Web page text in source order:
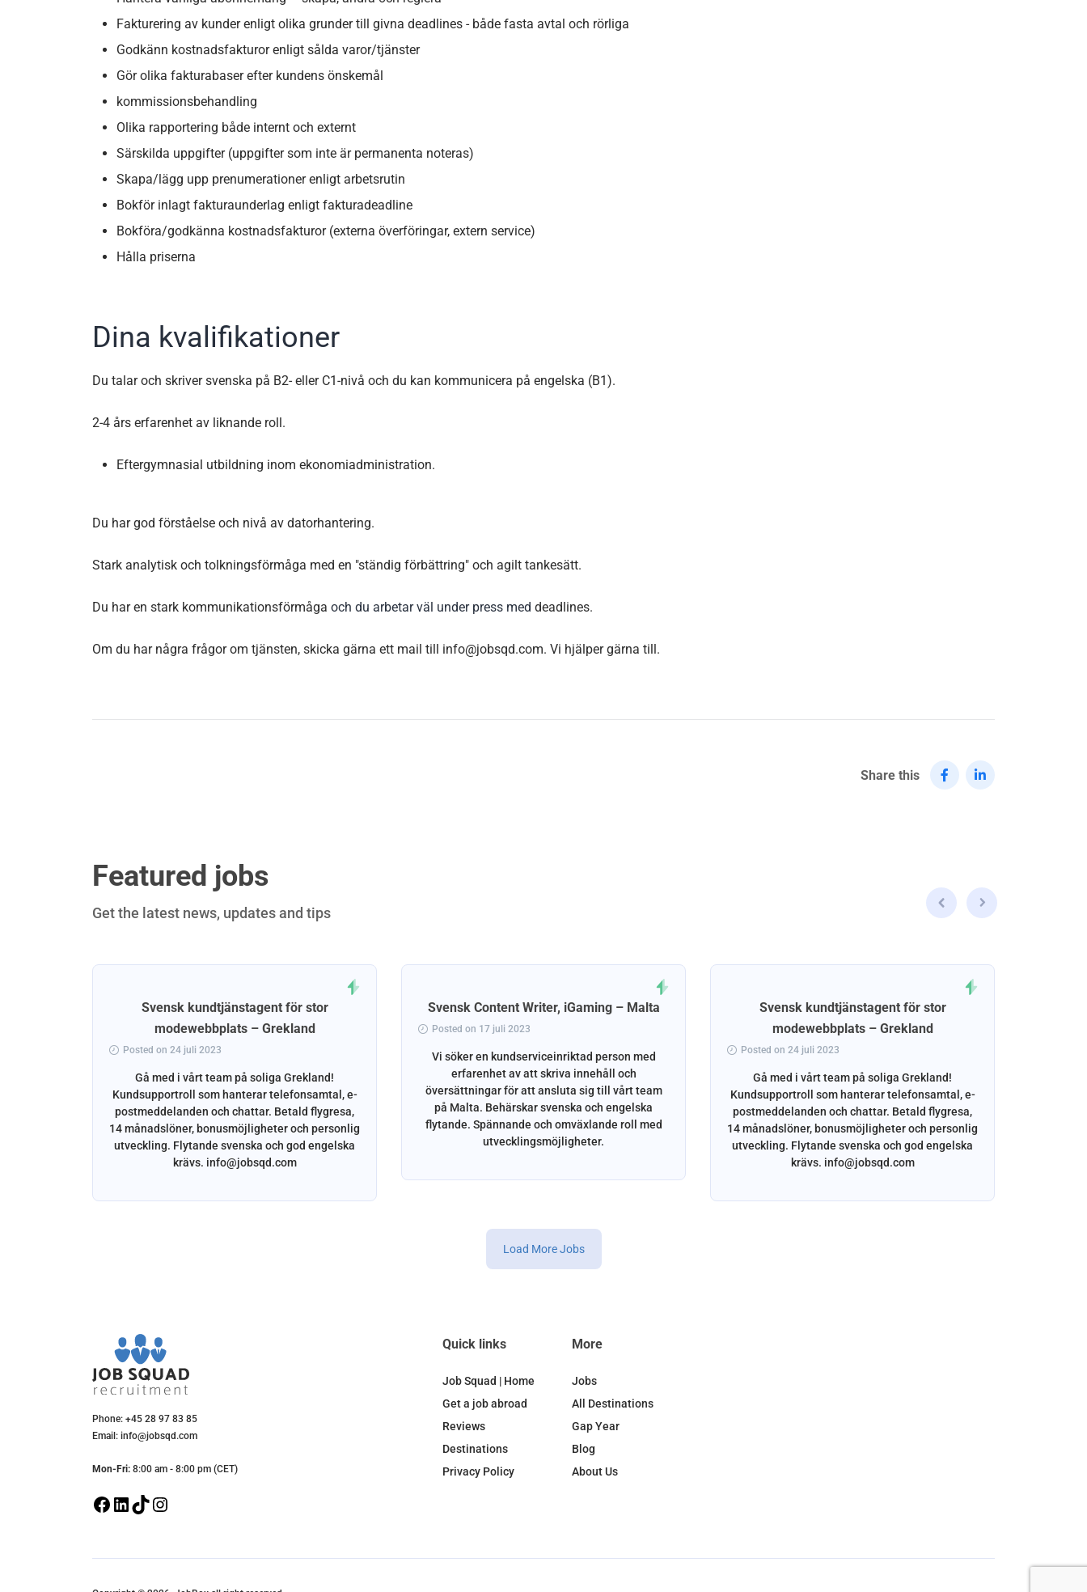
Fakturering av kunder enligt olika grunder till givna deadlines - både fasta avtal och rörliga
Godkänn kostnadsfakturor enligt sålda varor/tjänster
Gör olika fakturabaser efter kundens önskemål
kommissionsbehandling
Olika rapportering både internt och externt
Särskilda uppgifter (uppgifter som inte är permanenta noteras)
Skapa/lägg upp prenumerationer enligt arbetsrutin
Bokför inlagt fakturaunderlag enligt fakturadeadline
Bokföra/godkänna kostnadsfakturor (externa överföringar, extern service)
Hålla priserna
Dina kvalifikationer
Du talar och skriver svenska på B2- eller C1-nivå och du kan kommunicera på engelska (B1).
2-4 års erfarenhet av liknande roll.
Eftergymnasial utbildning inom ekonomiadministration.
Du har god förståelse och nivå av datorhantering.
Stark analytisk och tolkningsförmåga med en "ständig förbättring" och agilt tankesätt.
Du har en stark kommunikationsförmåga och du arbetar väl under press med deadlines.
Om du har några frågor om tjänsten, skicka gärna ett mail till info@jobsqd.com. Vi hjälper gärna till.
Share this
Featured jobs
Get the latest news, updates and tips
Svensk kundtjänstagent för stor
modewebbplats – Grekland
Posted on 24 juli 2023
Gå med i vårt team på soliga Grekland!
Kundsupportroll som hanterar telefonsamtal, e-
postmeddelanden och chattar. Betald flygresa,
14 månadslöner, bonusmöjligheter och personlig
utveckling. Flytande svenska och god engelska
krävs. info@jobsqd.com
Svensk Content Writer, iGaming – Malta
Posted on 17 juli 2023
Vi söker en kundserviceinriktad person med
erfarenhet av att skriva innehåll och
översättningar för att ansluta sig till vårt team
på Malta. Behärskar svenska och engelska
flytande. Spännande och omväxlande roll med
utvecklingsmöjligheter.
Svensk kundtjänstagent för stor
modewebbplats – Grekland
Posted on 24 juli 2023
Gå med i vårt team på soliga Grekland!
Kundsupportroll som hanterar telefonsamtal, e-
postmeddelanden och chattar. Betald flygresa,
14 månadslöner, bonusmöjligheter och personlig
utveckling. Flytande svenska och god engelska
krävs. info@jobsqd.com
Load More Jobs
Phone: +45 28 97 83 85
Email: info@jobsqd.com
Mon-Fri: 8:00 am - 8:00 pm (CET)
F
e
L
k
T
T
t
Quick links
Job Squad | Home
Get a job abroad
Reviews
Destinations
Privacy Policy
More
Jobs
All Destinations
Gap Year
Blog
About Us